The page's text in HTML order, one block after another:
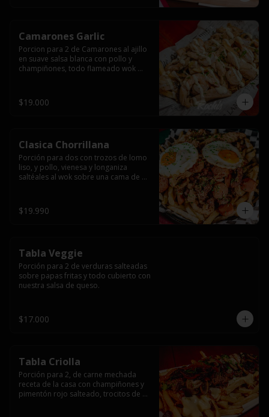
Camarones Garlic
Porcion para 2 de Camarones al ajillo
en suave salsa blanca con pollo y
champiñones, todo flameado wok
$19.000
Clasica Chorrillana
Porción para dos con trozos de lomo
liso, y pollo, vienesa y longaniza
saltéales al wok sobre una cama de
$19.990
Tabla Veggie
Porción para 2 de verduras salteadas
sobre papas fritas y todo cubierto con
nuestra salsa de queso.
$17.000
Tabla Criolla
Porción para 2, de carne mechada
receta de la casa con champiñones y
pimentón rojo salteado, trocitos de